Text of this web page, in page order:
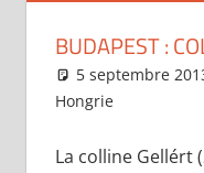
BUDAPEST :
5 septembre
Hongrie
La colline Gellért